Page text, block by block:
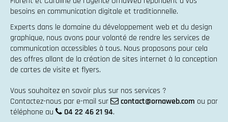
besoins en communication digitale et traditionnelle.
Experts dans le domaine du développement web et du design
graphique, nous avons pour volonté de rendre les services de
communication accessibles à tous. Nous proposons pour cela
des offres allant de la création de sites internet à la conception
de cartes de visite et flyers.
Vous souhaitez en savoir plus sur nos services ?
Contactez-nous par e-mail sur
contact@ornaweb.com ou par
téléphone au
04 22 46 21 94.